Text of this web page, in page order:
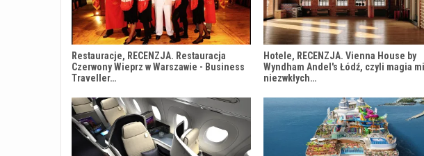
Restauracje, RECENZJA. Restauracja
Czerwony Wieprz w Warszawie - Business
Traveller…
Hotele, RECENZJA. Vienna House by
Wyndham Andel's Łódź, czyli magia
niezwkłych…